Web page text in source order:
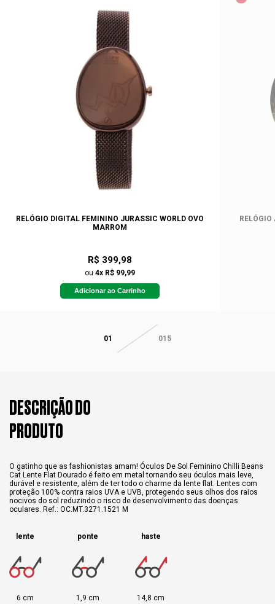
RELÓGIO DIGITAL FEMININO JURASSIC WORLD OVO
MARROM
R$ 399,98
ou 4x R$ 99,99
Adicionar ao Carrinho
01 015
DESCRIÇÃO DO
PRODUTO
O gatinho que as fashionistas amam! Óculos De Sol Feminino Chilli Beans
Cat Lente Flat Dourado é feito em metal tornando seu óculos mais leve,
durável e resistente, além de ter todo o charme da lente flat. Lentes com
proteção 100% contra raios UVA e UVB, protegendo seus olhos dos raios
nocivos do sol reduzindo o risco de desenvolvimento das doenças
oculares. Ref.: OC.MT.3271.1521 M
lente
6 cm
ponte
1,9 cm
haste
14,8 cm